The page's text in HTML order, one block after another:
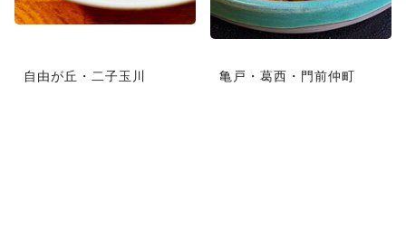
自由が丘・二子玉川 亀戸・葛西・門前仲町